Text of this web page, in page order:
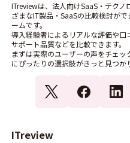
ITreviewは、法人向けSaaS・テク
ざまなIT製品・SaaSの比較検討が
ームです。
導入経験者によるリアルな評価や口
サポート品質などを比較できます。
まずは実際のユーザーの声をチェ
にぴったりの選択肢がきっと見つか
ITreview